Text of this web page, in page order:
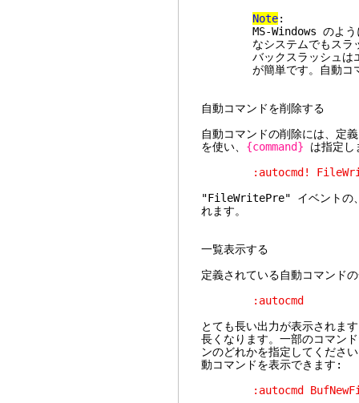
Note:
MS-Windows のように、
なシステムでもスラッシ
バックスラッシュはエス
が簡単です。自動コマン
自動コマンドを削除する
自動コマンドの削除には、定
を使い、 {command} は指定
:autocmd!
"FileWritePre" イベントの
れます。
一覧表示する
定義されている自動コマンド
:autocmd
とても長い出力が表示されま
長くなります。一部のコマン
ンのどれかを指定してくださ
動コマンドを表示できます:
:autocmd